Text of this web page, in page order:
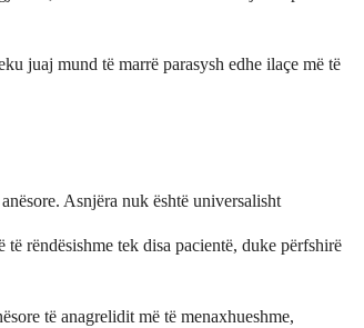
juaj mund të marrë parasysh edhe ilaçe më të
Asnjëra nuk është universalisht
rëndësishme tek disa pacientë, duke përfshirë
të anagrelidit më të menaxhueshme,